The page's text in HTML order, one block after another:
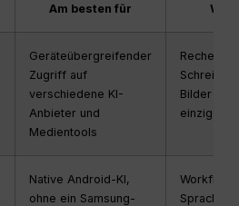
Am besten für
Geräteübergreifender
Zugriff auf
verschiedene KI-
Anbieter und
Medientools
Bilder
einziges
Native Android-KI,
ohne ein Samsung-
Sprache,